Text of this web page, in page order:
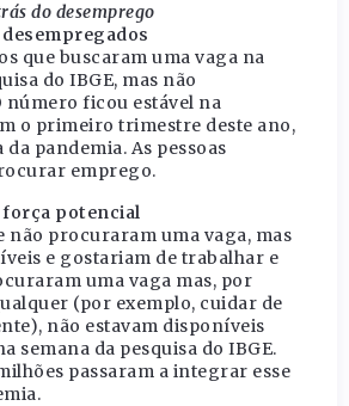
do desemprego
que buscaram uma vaga na
do IBGE, mas não
número ficou estável na
o primeiro trimestre deste ano,
pandemia. As pessoas
emprego.
força potencial
não procuraram uma vaga, mas
e gostariam de trabalhar e
uma vaga mas, por
(por exemplo, cuidar de
não estavam disponíveis
semana da pesquisa do IBGE.
passaram a integrar esse